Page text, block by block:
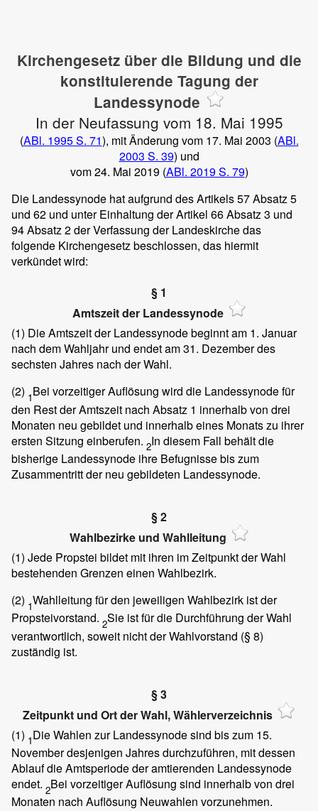
Kirchengesetz über die Bildung und die
konstituierende Tagung der
Landessynode
In der Neufassung vom 18. Mai 1995
(ABl. 1995 S. 71), mit Änderung vom 17. Mai 2003 (ABl.
2003 S. 39) und
vom 24. Mai 2019 (ABl. 2019 S. 79)
Die Landessynode hat aufgrund des Artikels 57 Absatz 5
und 62 und unter Einhaltung der Artikel 66 Absatz 3 und
94 Absatz 2 der Verfassung der Landeskirche das
folgende Kirchengesetz beschlossen, das hiermit
verkündet wird:
§ 1
Amtszeit der Landessynode
(1) Die Amtszeit der Landessynode beginnt am 1. Januar
nach dem Wahljahr und endet am 31. Dezember des
sechsten Jahres nach der Wahl.
(2) 1Bei vorzeitiger Auflösung wird die Landessynode für
den Rest der Amtszeit nach Absatz 1 innerhalb von drei
Monaten neu gebildet und innerhalb eines Monats zu ihrer
ersten Sitzung einberufen. 2In diesem Fall behält die
bisherige Landessynode ihre Befugnisse bis zum
Zusammentritt der neu gebildeten Landessynode.
§ 2
Wahlbezirke und Wahlleitung
(1) Jede Propstei bildet mit ihren im Zeitpunkt der Wahl
bestehenden Grenzen einen Wahlbezirk.
(2) 1Wahlleitung für den jeweiligen Wahlbezirk ist der
Propsteivorstand. 2Sie ist für die Durchführung der Wahl
verantwortlich, soweit nicht der Wahlvorstand (§ 8)
zuständig ist.
§ 3
Zeitpunkt und Ort der Wahl, Wählerverzeichnis
(1) 1Die Wahlen zur Landessynode sind bis zum 15.
November desjenigen Jahres durchzuführen, mit dessen
Ablauf die Amtsperiode der amtierenden Landessynode
endet. 2Bei vorzeitiger Auflösung sind innerhalb von drei
Monaten nach Auflösung Neuwahlen vorzunehmen.